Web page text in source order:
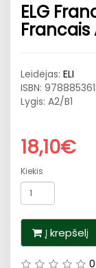
ELG
Francais
Leidėjas: ELI
ISBN:
Lygis: A2/B1
18,10€
Kiekis
Į krepšelį